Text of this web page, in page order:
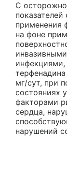
С
применения
на фоне
мг/сут, при
состояниях
факторами
сердца,
нарушений